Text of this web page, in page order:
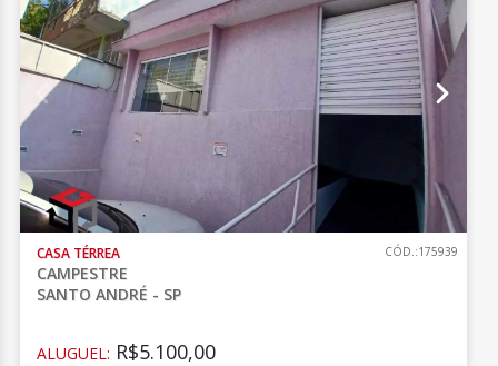
CASA TÉRREA
CAMPESTRE
SANTO ANDRÉ - SP
CÓD.:175939
ALUGUEL: R$5.100,00